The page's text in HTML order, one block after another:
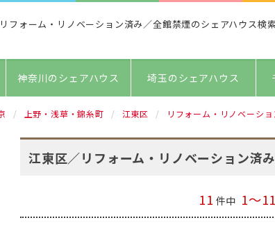
フォーム・リノベーション済み／全館禁煙のシェアハウス検
神奈川のシェアハウス 埼玉のシェアハウス
上野・浅草・錦糸町 江東区 リフォーム・リノベーショ
江東区／リフォーム・リノベーション済
11 件中 1～11